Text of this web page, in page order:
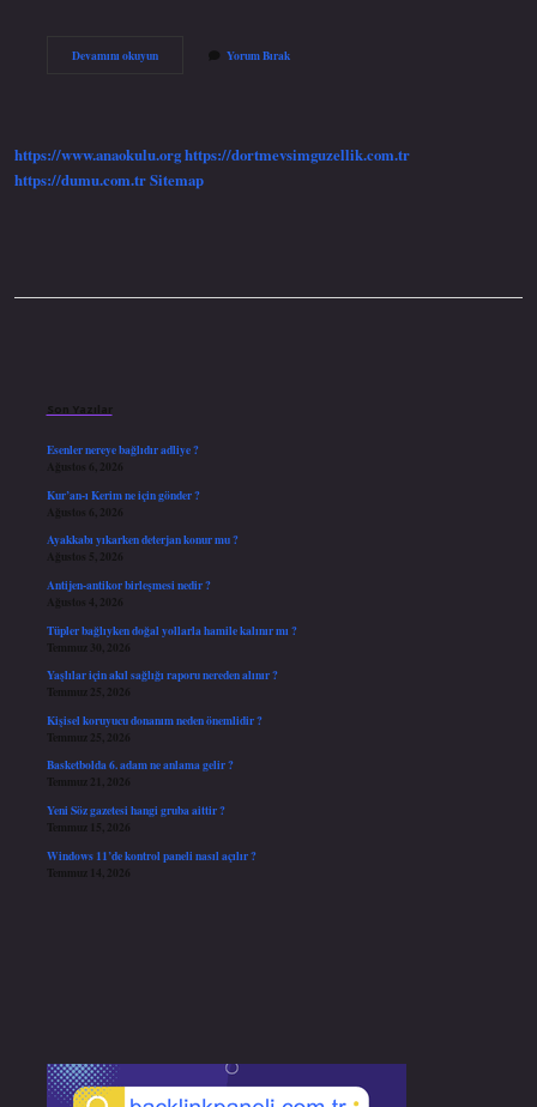
Devamını okuyunProfesyonel
Yorum Bırak
https://www.anaokulu.orghttps://dortmevsimguzellik.com.tr
https://dumu.com.trSitemap
Son Yazılar
Esenler nereye bağlıdır adliye ?
Ağustos 6, 2026
Kur’an-ı Kerim ne için gönder ?
Ağustos 6, 2026
Ayakkabı yıkarken deterjan konur mu ?
Ağustos 5, 2026
Antijen-antikor birleşmesi nedir ?
Ağustos 4, 2026
Tüpler bağlıyken doğal yollarla hamile kalınır mı ?
Temmuz 30, 2026
Yaşlılar için akıl sağlığı raporu nereden alınır ?
Temmuz 25, 2026
Kişisel koruyucu donanım neden önemlidir ?
Temmuz 25, 2026
Basketbolda 6. adam ne anlama gelir ?
Temmuz 21, 2026
Yeni Söz gazetesi hangi gruba aittir ?
Temmuz 15, 2026
Windows 11’de kontrol paneli nasıl açılır ?
Temmuz 14, 2026